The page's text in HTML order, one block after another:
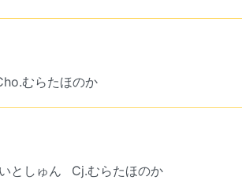
むらたほのか
としゅん Cj.むらたほのか